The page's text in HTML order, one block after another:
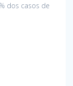
dos casos de